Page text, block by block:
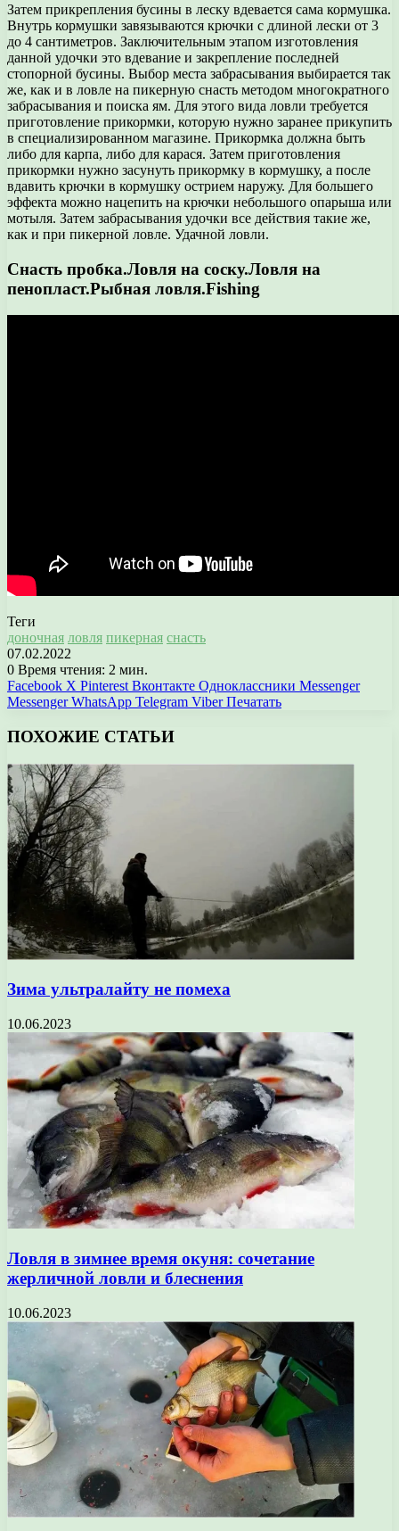
Затем прикрепления бусины в леску вдевается сама кормушка.
Внутрь кормушки завязываются крючки с длиной лески от 3
до 4 сантиметров. Заключительным этапом изготовления
данной удочки это вдевание и закрепление последней
стопорной бусины. Выбор места забрасывания выбирается так
же, как и в ловле на пикерную снасть методом многократного
забрасывания и поиска ям. Для этого вида ловли требуется
приготовление прикормки, которую нужно заранее прикупить
в специализированном магазине. Прикормка должна быть
либо для карпа, либо для карася. Затем приготовления
прикормки нужно засунуть прикормку в кормушку, а после
вдавить крючки в кормушку острием наружу. Для большего
эффекта можно нацепить на крючки небольшого опарыша или
мотыля. Затем забрасывания удочки все действия такие же,
как и при пикерной ловле. Удачной ловли.
Снасть пробка.Ловля на соску.Ловля на
пенопласт.Рыбная ловля.Fishing
Теги
доночная ловля пикерная снасть
07.02.2022
0 Время чтения: 2 мин.
Facebook X Pinterest Вконтакте Одноклассники Messenger
Messenger WhatsApp Telegram Viber Печатать
ПОХОЖИЕ СТАТЬИ
Зима ультралайту не помеха
10.06.2023
Ловля в зимнее время окуня: сочетание
жерличной ловли и блеснения
10.06.2023